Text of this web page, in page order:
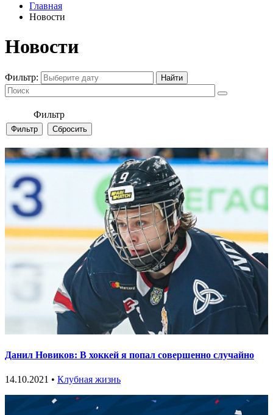
Главная
Новости
Новости
Фильтр:
Фильтр
Данил Новиков: В хоккей я попал совершенно случайно
14.10.2021 • Клубная жизнь